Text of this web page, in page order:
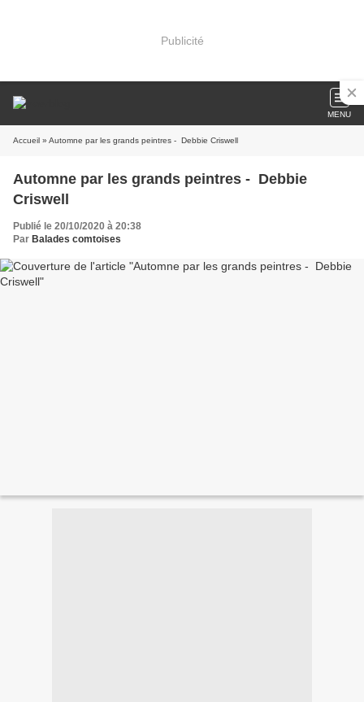
Publicité
MENU
Accueil » Automne par les grands peintres - Debbie Criswell
Automne par les grands peintres - Debbie
Criswell
Publié le 20/10/2020 à 20:38
Par Balades comtoises